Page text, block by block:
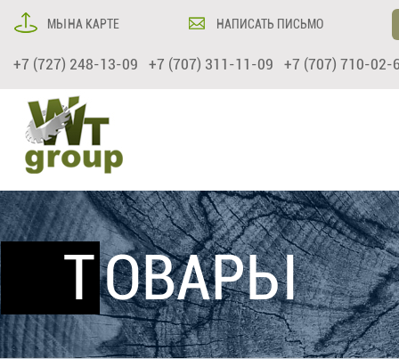
МЫ НА КАРТЕ НАПИСАТЬ ПИСЬМО
+7 (727) 248-13-09 +7 (707) 311-11-09 +7 (707) 710-02-
ТОВАРЫ